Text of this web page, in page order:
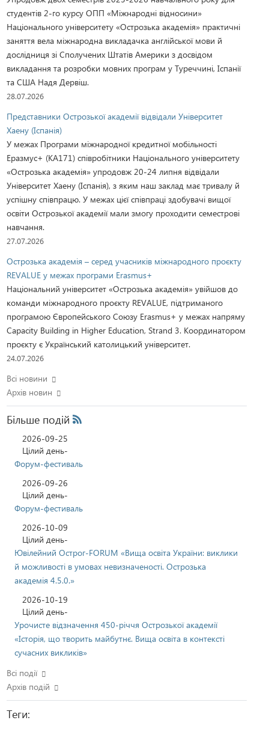
студентів 2-го курсу ОПП «Міжнародні відносини»
Національного університету «Острозька академія» практичні
заняття вела міжнародна викладачка англійської мови й
дослідниця зі Сполучених Штатів Америки з досвідом
викладання та розробки мовних програм у Туреччині, Іспанії
та США Надя Дервіш.
28.07.2026
Представники Острозької академії відвідали Університет
Хаену (Іспанія)
У межах Програми міжнародної кредитної мобільності
Еразмус+ (KA171) співробітники Національного університету
«Острозька академія» упродовж 20-24 липня відвідали
Університет Хаену (Іспанія), з яким наш заклад має тривалу й
успішну співпрацю. У межах цієї співпраці здобувачі вищої
освіти Острозької академії мали змогу проходити семестрові
навчання.
27.07.2026
Острозька академія – серед учасників міжнародного проєкту
REVALUE у межах програми Erasmus+
Національний університет «Острозька академія» увійшов до
команди міжнародного проєкту REVALUE, підтриманого
програмою Європейського Союзу Erasmus+ у межах напряму
Capacity Building in Higher Education, Strand 3. Координатором
проєкту є Український католицький університет.
24.07.2026
Всі новини
Архів новин
Більше подійRss
2026-09-25
Цілий день-
Форум-фестиваль
2026-09-26
Цілий день-
Форум-фестиваль
2026-10-09
Цілий день-
Ювілейний Острог-FORUM «Вища освіта України: виклики
й можливості в умовах невизначеності. Острозька
академія 4.5.0.»
2026-10-19
Цілий день-
Урочисте відзначення 450-річчя Острозької академії
«Історія, що творить майбутнє. Вища освіта в контексті
сучасних викликів»
Всі події
Архів подій
Теги: